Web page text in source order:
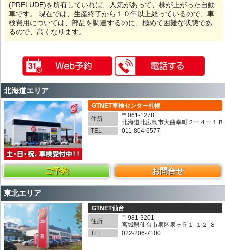
(PRELUDE)を所有していれば、人気があって、株が上がった自動
車です。 現在では、生産終了から１０年以上経っているので、車
検費用については、部品を調達するのに、極めて困難な状態であ
るので、高くなります。
北海道エリア
GTNET車検センター札幌
住所
〒061-1278
北海道北広島市大曲幸町２ー４ー１Ｂ
TEL
011-804-6577
ご予約 お問合せ
東北エリア
GTNET仙台
住所
〒981-3201
宮城県仙台市泉区泉ヶ丘１-１２-８
TEL
022-206-7100